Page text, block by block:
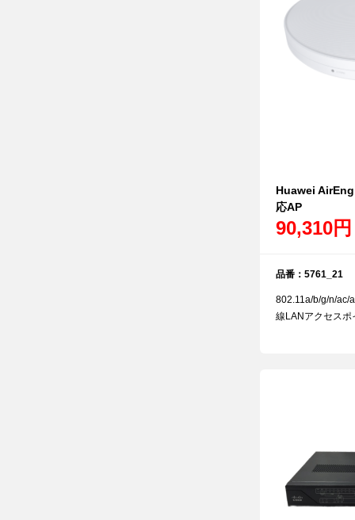
Huawei
応AP
90,310円
品番：5761_21
802.11a/b/g/n/ac/
線LANアクセスポ